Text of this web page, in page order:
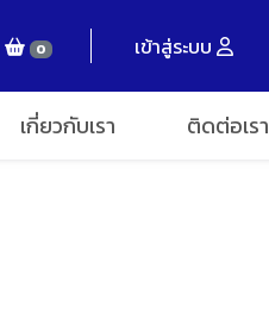
0 เข้าสู่ระบบ
เกี่ยวกับเรา ติดต่อเรา